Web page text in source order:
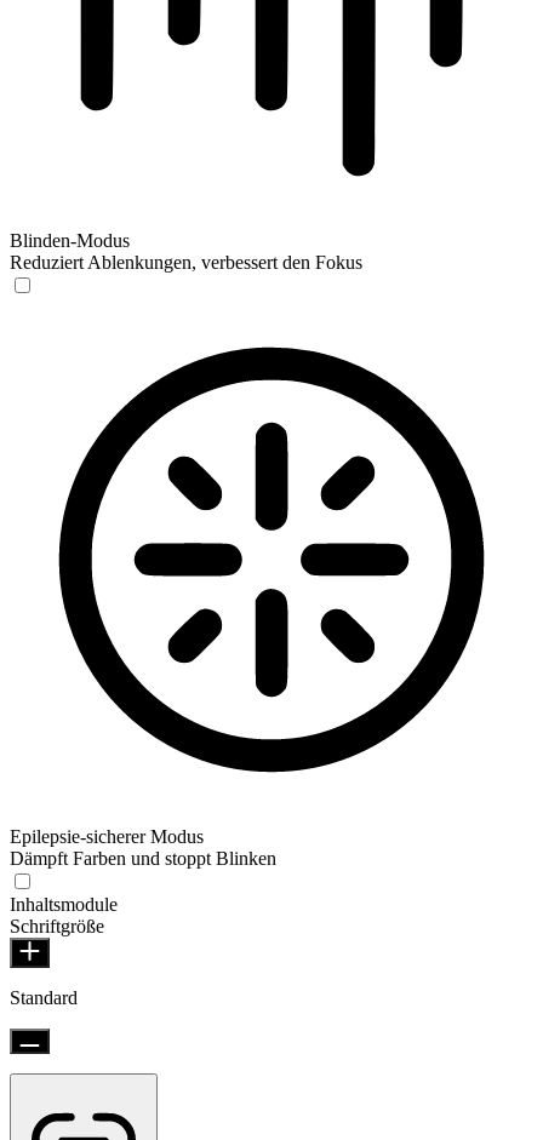
Blinden-Modus
Reduziert Ablenkungen, verbessert den Fokus
Epilepsie-sicherer Modus
Dämpft Farben und stoppt Blinken
Inhaltsmodule
Schriftgröße
Standard